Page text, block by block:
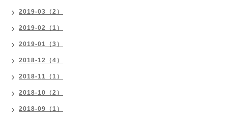
2019-03（2）
2019-02（1）
2019-01（3）
2018-12（4）
2018-11（1）
2018-10（2）
2018-09（1）